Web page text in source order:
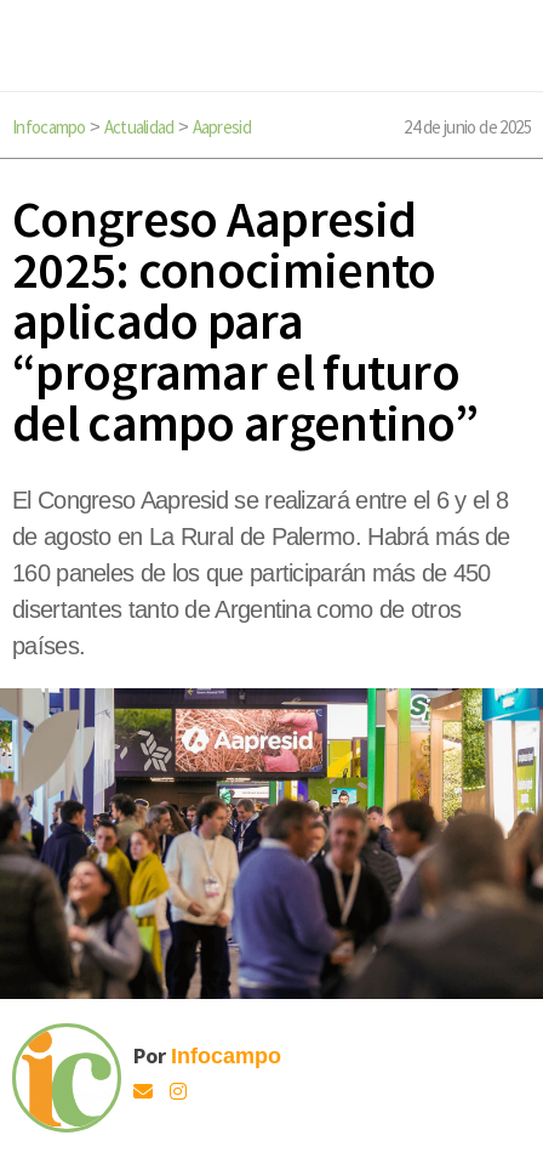
Infocampo > Actualidad > Aapresid 24 de junio de 2025
Congreso Aapresid
2025: conocimiento
aplicado para
“programar el futuro
del campo argentino”
El Congreso Aapresid se realizará entre el 6 y el 8
de agosto en La Rural de Palermo. Habrá más de
160 paneles de los que participarán más de 450
disertantes tanto de Argentina como de otros
países.
Por Infocampo